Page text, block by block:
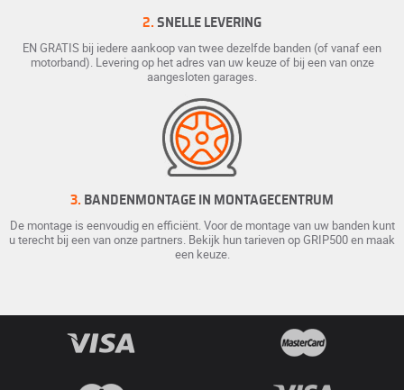
2. SNELLE LEVERING
EN GRATIS bij iedere aankoop van twee dezelfde banden (of vanaf een
motorband). Levering op het adres van uw keuze of bij een van onze
aangesloten garages.
3. BANDENMONTAGE IN MONTAGECENTRUM
De montage is eenvoudig en efficiënt. Voor de montage van uw banden kunt
u terecht bij een van onze partners. Bekijk hun tarieven op GRIP500 en maak
een keuze.